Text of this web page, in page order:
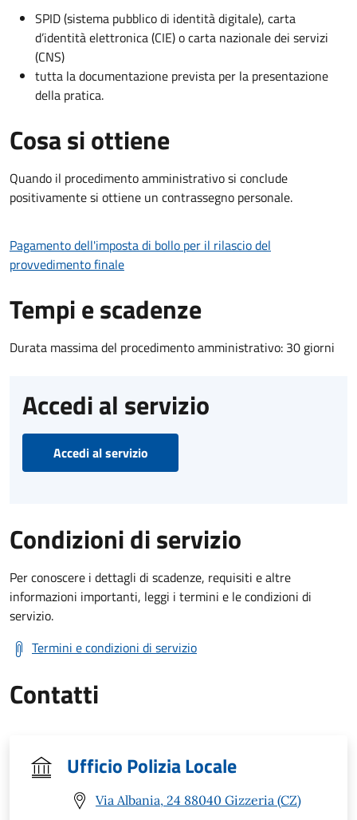
SPID (sistema pubblico di identità digitale), carta
d’identità elettronica (CIE) o carta nazionale dei servizi
(CNS)
tutta la documentazione prevista per la presentazione
della pratica.
Cosa si ottiene
Quando il procedimento amministrativo si conclude
positivamente si ottiene un contrassegno personale.
Pagamento dell'imposta di bollo per il rilascio del
provvedimento finale
Tempi e scadenze
Durata massima del procedimento amministrativo: 30 giorni
Accedi al servizio
Accedi al servizio
Condizioni di servizio
Per conoscere i dettagli di scadenze, requisiti e altre
informazioni importanti, leggi i termini e le condizioni di
servizio.
Termini e condizioni di servizio
Contatti
Ufficio Polizia Locale
Via Albania, 24 88040 Gizzeria (CZ)